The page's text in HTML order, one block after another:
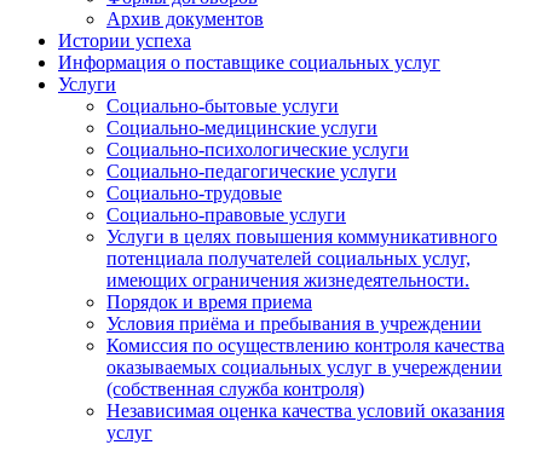
Архив документов
Истории успеха
Информация о поставщике социальных услуг
Услуги
Социально-бытовые услуги
Социально-медицинские услуги
Социально-психологические услуги
Социально-педагогические услуги
Социально-трудовые
Социально-правовые услуги
Услуги в целях повышения коммуникативного
потенциала получателей социальных услуг,
имеющих ограничения жизнедеятельности.
Порядок и время приема
Условия приёма и пребывания в учреждении
Комиссия по осуществлению контроля качества
оказываемых социальных услуг в учереждении
(собственная служба контроля)
Независимая оценка качества условий оказания
услуг